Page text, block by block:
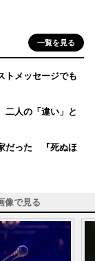
一覧を見る
メッセージでも
人の「違い」と
だった 『死ぬほ
像で見る